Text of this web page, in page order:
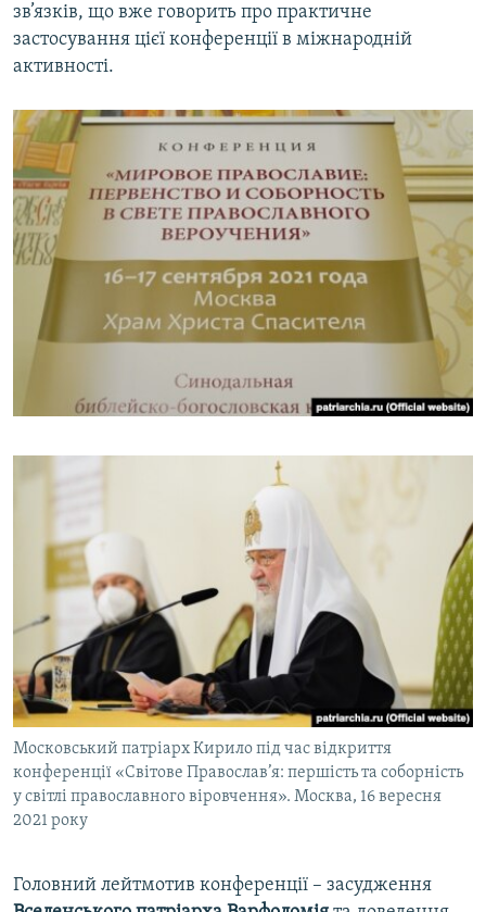
зв’язків, що вже говорить про практичне
застосування цієї конференції в міжнародній
активності.
Московський патріарх Кирило під час відкриття
конференції «Світове Православ’я: першість та соборність
у світлі православного віровчення». Москва, 16 вересня
2021 року
Головний лейтмотив конференції – засудження